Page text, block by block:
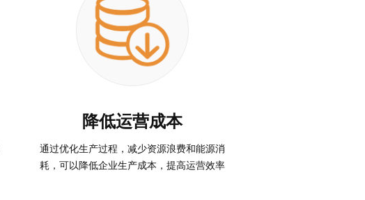
降低运营成本
通过优化生产过程，减少资源浪费和能源消
耗，可以降低企业生产成本，提高运营效率